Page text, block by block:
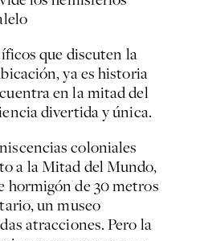
que discuten la
ya es historia
en la mitad del
divertida y única.
coloniales
a la Mitad del Mundo,
hormigón de 30 metros
un museo
atracciones. Pero la